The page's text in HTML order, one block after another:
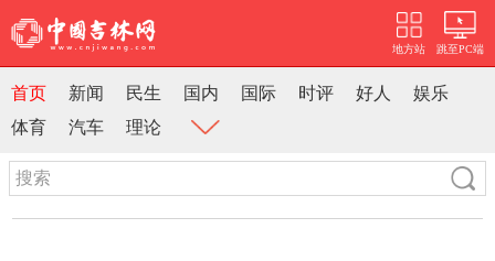
地方站 跳至PC端
首页 新闻 民生 国内 国际 时评 好人
娱乐
体育
汽车 理论